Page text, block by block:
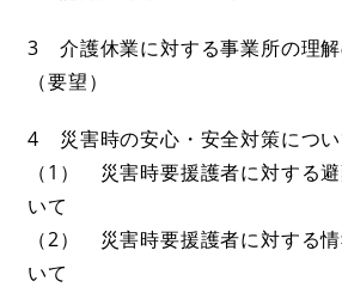
3 介護休業に対する事業所の理解
（要望）
4 災害時の安心・安全対策につい
（1） 災害時要援護者に対する
いて
（2） 災害時要援護者に対する
いて